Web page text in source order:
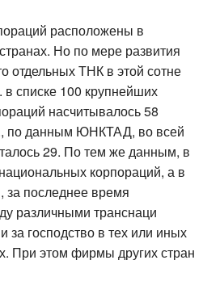
расположены в
Но по мере развития
отдельных ТНК в этой сотне
в списке 100 крупнейших
насчитывалось 58
по данным ЮНКТАД, во всей
29. По тем же данным, в
корпораций, а в
последнее время
различными транснаци
господство в тех или иных
При этом фирмы других стран